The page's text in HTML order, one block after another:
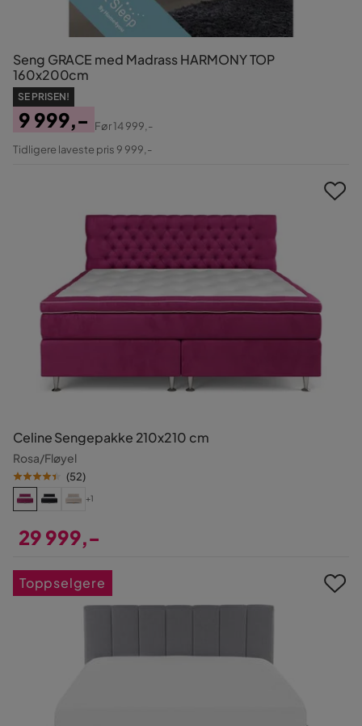
Seng GRACE med Madrass HARMONY TOP
160x200cm
SE PRISEN!
Pris
9 999,-
Original
Før14 999,-
Tidligere laveste pris 9 999,-
Celine Sengepakke 210x210 cm
Rosa/Fløyel
(52)
+1
29 999,-
Toppselgere